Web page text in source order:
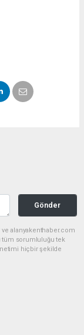
Gönder
ve alanyakenthaber.com
tüm sorumluluğu tek
hiçbir şekilde